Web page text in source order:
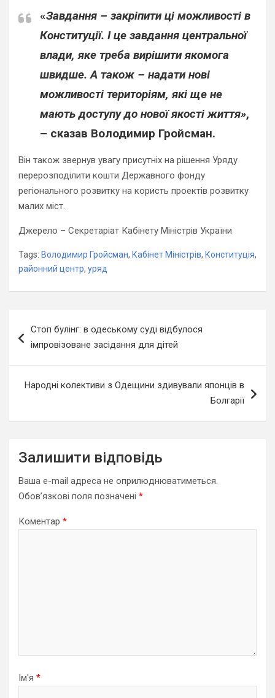
«Завдання – закріпити ці можливості в
Конституції. І це завдання центральної
влади, яке треба вирішити якомога
швидше. А також – надати нові
можливості територіям, які ще не
мають доступу до нової якості життя»,
– сказав Володимир Гройсман.
Він також звернув увагу присутніх на рішення Уряду
перерозподілити кошти Державного фонду
регіонального розвитку на користь проектів розвитку
малих міст.
Джерело – Секретаріат Кабінету Міністрів України
Tags: Володимир Гройсман, Кабінет Міністрів, Конституція,
районний центр, уряд
записів
Стоп булінг: в одеському суді відбулося
імпровізоване засідання для дітей
Народні колективи з Одещини здивували японців в
Болгарії
Залишити відповідь
Ваша e-mail адреса не оприлюднюватиметься.
Обов’язкові поля позначені *
Коментар *
Ім'я *